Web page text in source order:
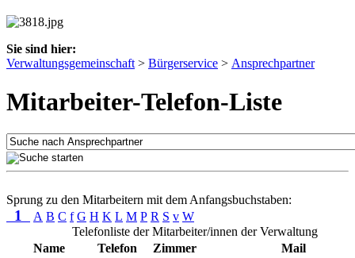
Sie sind hier:
Verwaltungsgemeinschaft > Bürgerservice > Ansprechpartner
Mitarbeiter-Telefon-Liste
Sprung zu den Mitarbeitern mit dem Anfangsbuchstaben:
1 A B C f G H K L M P R S v W
Telefonliste der Mitarbeiter/innen der Verwaltung
Name
Telefon Zimmer Mail